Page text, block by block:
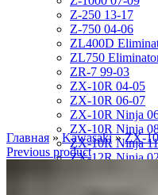
Z-250 13-17
Z-750 04-06
ZL400D
ZL750
ZR-7 99-03
ZX-10R 04-05
ZX-10R 06-07
ZX-10R Ninja
ZX-10R Ninja
ZX-10R Ninja
ZX-12R Ninja
Главная » Kawasaki»ZX-
Previous product